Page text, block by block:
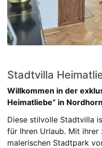
Stadtvilla
Willkommen in der
Heimatliebe” in
Diese stilvolle Stadtvilla
für Ihren Urlaub. Mit
malerischen Stadtpark